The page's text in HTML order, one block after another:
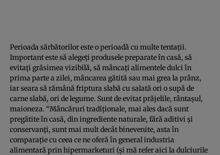
Perioada sărbătorilor este o perioadă cu multe tentaţii.
Important este să alegeţi produsele preparate în casă, să
evitaţi grăsimea vizibilă, să mâncaţi alimentele dulci în
prima parte a zilei, mâncarea gătită sau mai grea la prânz,
iar seara să rămână friptura slabă cu salată ori o supă de
carne slabă, ori de legume. Sunt de evitat prăjelile, rântaşul,
maioneza. “Mâncăruri tradiţionale, mai ales dacă sunt
pregătite în casă, din ingrediente naturale, fără aditivi şi
conservanţi, sunt mai mult decât binevenite, asta în
comparaţie cu ceea ce ne oferă în general industria
alimentară prin hipermarketuri (şi mă refer aici la dulciurile